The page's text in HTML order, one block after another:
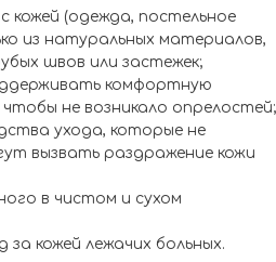
кожей (одежда, постельное
из натуральных материалов,
швов или застежек;
комфортную
не возникало опрелостей;
ухода, которые не
вызвать раздражение кожи
в чистом и сухом
за кожей лежачих больных.